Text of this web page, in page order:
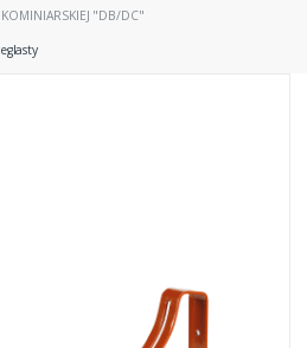
"DB/DC"